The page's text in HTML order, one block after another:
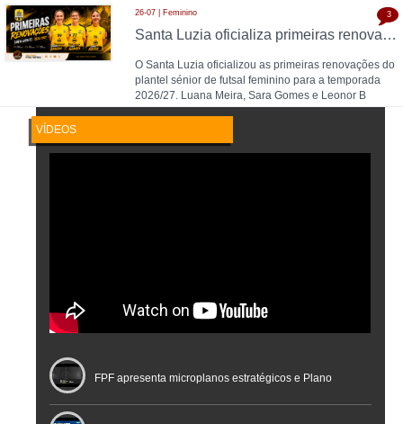
26-07 | Feminino
Santa Luzia oficializa primeiras renovações para 2026/27: Luana Meira, Sara Gomes e Leonor Brandão
O Santa Luzia oficializou as primeiras renovações do
plantel sénior de futsal feminino para a temporada
2026/27. Luana Meira, Sara Gomes e Leonor B
3
VÍDEOS
FPF apresenta microplanos estratégicos e Plano